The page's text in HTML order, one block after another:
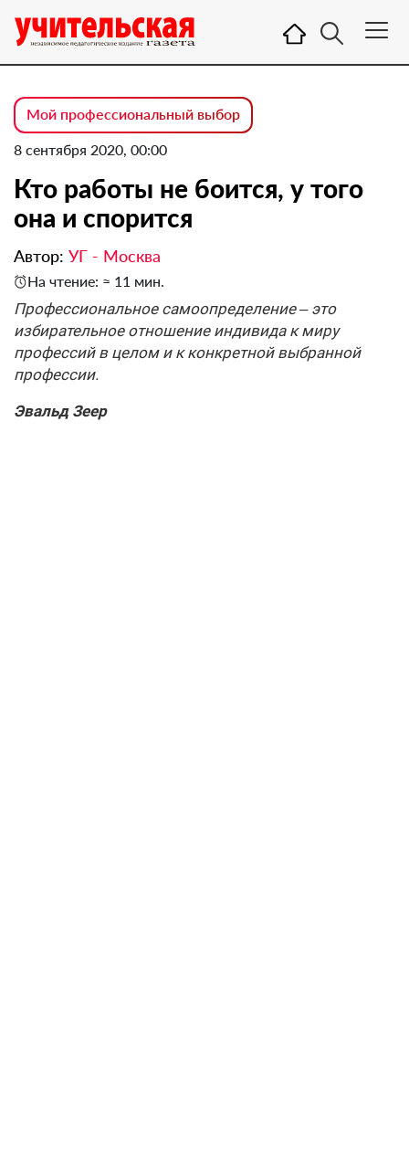
Мой профессиональный выбор
8 сентября 2020, 00:00
Кто работы не боится, у того
она и спорится
Автор: УГ - Москва
На чтение: ≈ 11 мин.
Профессиональное самоопределение – это
избирательное отношение индивида к миру
профессий в целом и к конкретной выбранной
профессии.
Эвальд Зеер